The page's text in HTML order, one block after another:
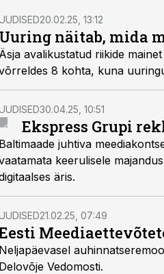
20.02.25, 13:12
Uuring näitab, mida
Äsja avalikustatud riikide
8 kohta, kuna
30.04.25, 10:51
Ekspress Grupi
Baltimaade juhtiva
keerulisele
äris.
21.02.25, 07:49
Neljapäevasel
Delovõje Vedomosti.